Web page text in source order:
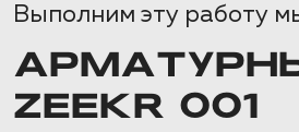
Выполним эту работу
ZEEKR 001